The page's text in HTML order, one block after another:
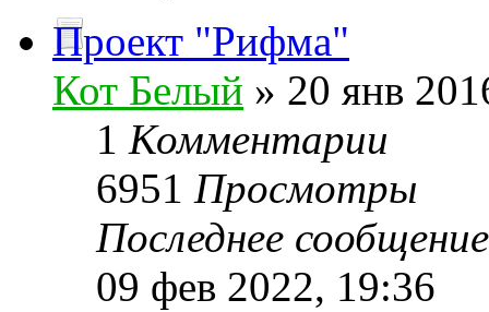
Проект "Рифма"
Кот Белый » 20 янв
1 Комментарии
6951 Просмотры
Последнее
09 фев 2022, 19:36